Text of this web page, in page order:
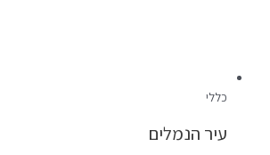
כללי
עיר הנמלים